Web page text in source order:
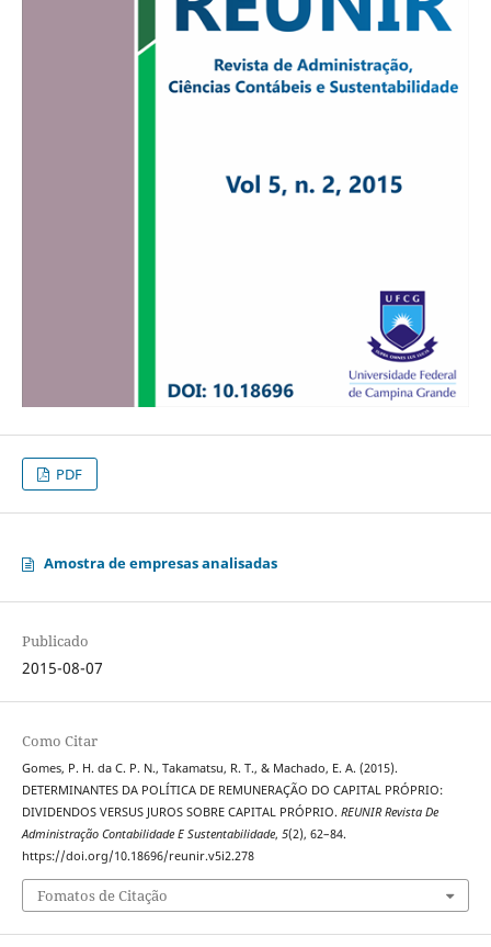
PDF
Amostra de empresas analisadas
Publicado
2015-08-07
Como Citar
Gomes, P. H. da C. P. N., Takamatsu, R. T., & Machado, E. A. (2015).
DETERMINANTES DA POLÍTICA DE REMUNERAÇÃO DO CAPITAL PRÓPRIO:
DIVIDENDOS VERSUS JUROS SOBRE CAPITAL PRÓPRIO. REUNIR Revista De
Administração Contabilidade E Sustentabilidade, 5(2), 62–84.
https://doi.org/10.18696/reunir.v5i2.278
Fomatos de Citação